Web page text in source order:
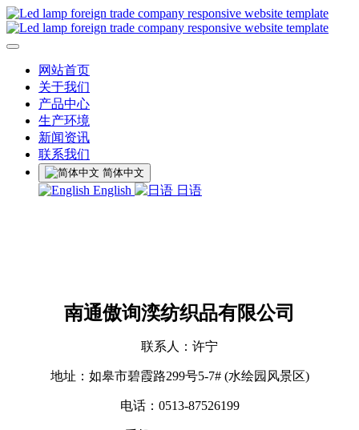
网站首页
关于我们
产品中心
生产环境
新闻资讯
联系我们
简体中文
English 日语
南通傲询湙纺织品有限公司
联系人：许宁
地址：如皋市碧霞路299号5-7# (水绘园风景区)
电话：0513-87526199